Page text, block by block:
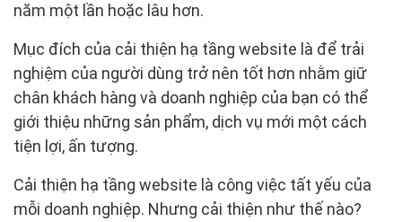
năm một lần hoặc lâu hơn.
Mục đích của cải thiện hạ tầng website là để trải
nghiệm của người dùng trở nên tốt hơn nhằm giữ
chân khách hàng và doanh nghiệp của bạn có thể
giới thiệu những sản phẩm, dịch vụ mới một cách
tiện lợi, ấn tượng.
Cải thiện hạ tầng website là công việc tất yếu của
mỗi doanh nghiệp. Nhưng cải thiện như thế nào?